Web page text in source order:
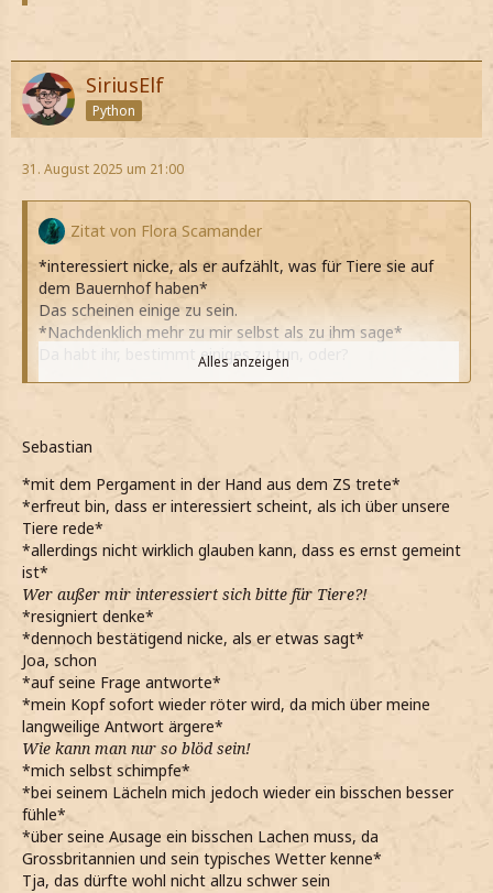
SiriusElf
Python
31. August 2025 um 21:00
Zitat von Flora Scamander
*interessiert nicke, als er aufzählt, was für Tiere sie auf
dem Bauernhof haben*
Das scheinen einige zu sein.
*Nachdenklich mehr zu mir selbst als zu ihm sage*
Da habt ihr, bestimmt einiges zu tun, oder?
*noch hinterherschiebe und den Kopf leicht schieflege*
Es ist wirklich schön! Nicht ganz so... verregnet wie in
Grossbritannien. Und es scheint öfters die Sonne.
*erkläre und dabei die Wärme die sich auf meine Wangen
stiehlt versuche zu ignorieren*
*verstehend nicke, als er meint ,dass er erst gestern
wieder angekommen ist*
Ich habe eine ältere Schwester und Bruder und eine
jüngere Schwester.
*ihm erkläre*
Hast du auch Geschwister?
*dann neugierig frage, während an der Kasse angelangt
sind*
*meine Tintenfässer bezahle und warte bis er ebenfalls
bezahlt hat, ehe den Laden verlassen*
*kurz etwas unschlüssig auf der Strasse stehenbleibe und
mich umschaue*
*dabei den Kopf etwas schieflege, als Léons Mali Umriss
ausmachen kann, der neben einer Frau steht*
*mich gerade Sebastian zuwenden wollte, um ihm Léon
zuzeigen, als den Geruch von verbranntem Holz
wahrnehme und die Stirn runzel*
Was-
Alles anzeigen
Sebastian
*mit dem Pergament in der Hand aus dem ZS trete*
*erfreut bin, dass er interessiert scheint, als ich über unsere
Tiere rede*
*allerdings nicht wirklich glauben kann, dass es ernst gemeint
ist*
Wer außer mir interessiert sich bitte für Tiere?!
*resigniert denke*
*dennoch bestätigend nicke, als er etwas sagt*
Joa, schon
*auf seine Frage antworte*
*mein Kopf sofort wieder röter wird, da mich über meine
langweilige Antwort ärgere*
Wie kann man nur so blöd sein!
*mich selbst schimpfe*
*bei seinem Lächeln mich jedoch wieder ein bisschen besser
fühle*
*über seine Ausage ein bisschen Lachen muss, da
Grossbritannien und sein typisches Wetter kenne*
Tja, das dürfte wohl nicht allzu schwer sein